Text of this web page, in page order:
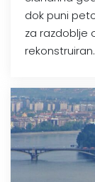
dok puni
za razdoblje
rekonstruiran.